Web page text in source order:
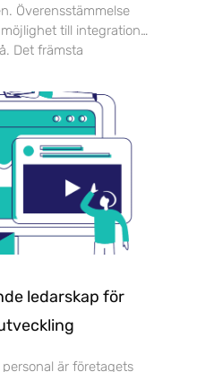
Överensstämmelse
till integration…
Det främsta
ledarskap för
är företagets